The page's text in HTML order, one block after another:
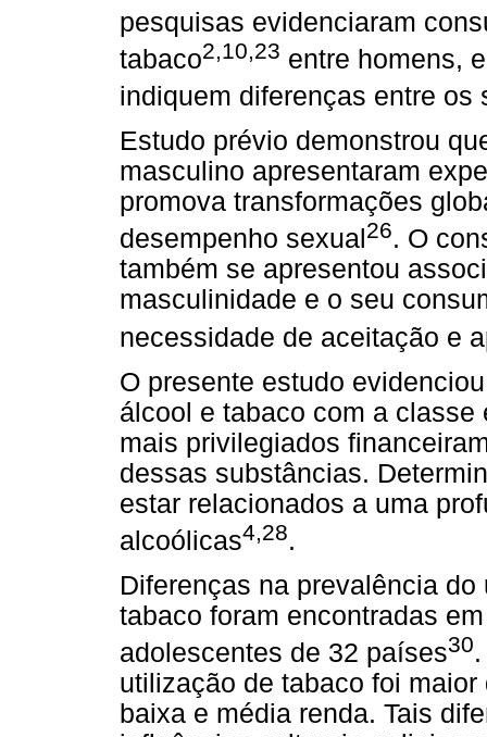
pesquisas evidenciaram
tabaco2,10,23 entre homens,
indiquem diferenças entre os
Estudo prévio demonstrou
masculino apresentaram
promova transformações
desempenho sexual 26. O
também se apresentou
masculinidade e o seu
necessidade de aceitação e
O presente estudo
álcool e tabaco com a
mais privilegiados
dessas substâncias.
estar relacionados a uma
alcoólicas4,28.
Diferenças na prevalência
tabaco foram encontradas
adolescentes de 32 países30
utilização de tabaco foi
baixa e média renda. Tais